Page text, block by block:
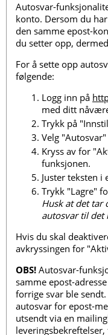
Autosvar-
konto. Dersom du
den samme epost-
du setter opp,
For å sette opp
følgende:
Logg inn på
med ditt
Trykk på
Velg "Autosvar"
Kryss av for
funksjonen.
Juster teksten i
Trykk "Lagre"
Husk at det tar
autosvar til det
Hvis du skal
avkryssingen for
OBS! Autosvar-
samme epost-
forrige svar ble
autosvar for epost-
utsendt via en